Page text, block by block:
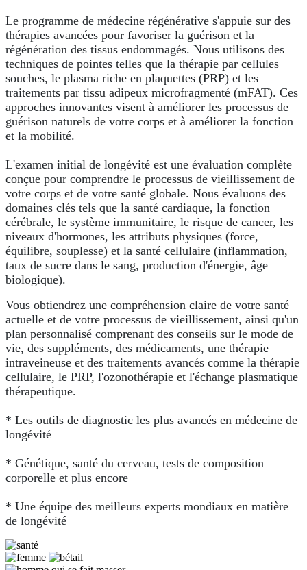
Le programme de médecine régénérative s'appuie sur des
thérapies avancées pour favoriser la guérison et la
régénération des tissus endommagés. Nous utilisons des
techniques de pointes telles que la thérapie par cellules
souches, le plasma riche en plaquettes (PRP) et les
traitements par tissu adipeux microfragmenté (mFAT). Ces
approches innovantes visent à améliorer les processus de
guérison naturels de votre corps et à améliorer la fonction
et la mobilité.
L'examen initial de longévité est une évaluation complète
conçue pour comprendre le processus de vieillissement de
votre corps et de votre santé globale. Nous évaluons des
domaines clés tels que la santé cardiaque, la fonction
cérébrale, le système immunitaire, le risque de cancer, les
niveaux d'hormones, les attributs physiques (force,
équilibre, souplesse) et la santé cellulaire (inflammation,
taux de sucre dans le sang, production d'énergie, âge
biologique).
Vous obtiendrez une compréhension claire de votre santé
actuelle et de votre processus de vieillissement, ainsi qu'un
plan personnalisé comprenant des conseils sur le mode de
vie, des suppléments, des médicaments, une thérapie
intraveineuse et des traitements avancés comme la thérapie
cellulaire, le PRP, l'ozonothérapie et l'échange plasmatique
thérapeutique.
* Les outils de diagnostic les plus avancés en médecine de
longévité
* Génétique, santé du cerveau, tests de composition
corporelle et plus encore
* Une équipe des meilleurs experts mondiaux en matière
de longévité